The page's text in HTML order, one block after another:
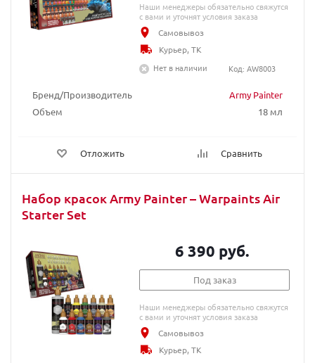
Бренд/Производитель
Army Painter
Объем
18 мл
Отложить Сравнить
Наши менеджеры обязательно свяжутся
с вами и уточнят условия заказа
Самовывоз
Курьер, ТК
Нет в наличии
Код: AW8003
Набор красок Army Painter – Warpaints Air
Starter Set
6 390 руб.
Под заказ
Наши менеджеры обязательно свяжутся
с вами и уточнят условия заказа
Самовывоз
Курьер, ТК